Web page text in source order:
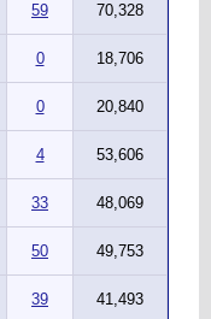
59 70,328
0 18,706
0 20,840
4 53,606
33 48,069
50 49,753
39 41,493